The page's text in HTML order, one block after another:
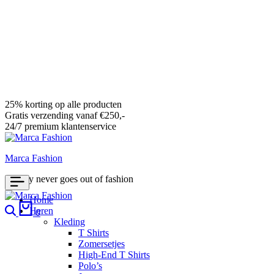
25% korting op alle producten
Gratis verzending vanaf €250,-
24/7 premium klantenservice
Marca Fashion
Luxury never goes out of fashion
Home
Heren
Kleding
T Shirts
Zomersetjes
High-End T Shirts
Polo’s
Search
0
Cart